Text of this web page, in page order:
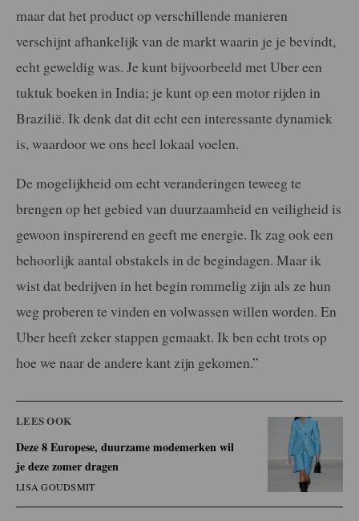
maar dat het product op verschillende manieren
verschijnt afhankelijk van de markt waarin je je bevindt,
echt geweldig was. Je kunt bijvoorbeeld met Uber een
tuktuk boeken in India; je kunt op een motor rijden in
Brazilië. Ik denk dat dit echt een interessante dynamiek
is, waardoor we ons heel lokaal voelen.
De mogelijkheid om echt veranderingen teweeg te
brengen op het gebied van duurzaamheid en veiligheid is
gewoon inspirerend en geeft me energie. Ik zag ook een
behoorlijk aantal obstakels in de begindagen. Maar ik
wist dat bedrijven in het begin rommelig zijn als ze hun
weg proberen te vinden en volwassen willen worden. En
Uber heeft zeker stappen gemaakt. Ik ben echt trots op
hoe we naar de andere kant zijn gekomen.”
LEES OOK
Deze 8 Europese, duurzame modemerken wil
je deze zomer dragen
LISA GOUDSMIT